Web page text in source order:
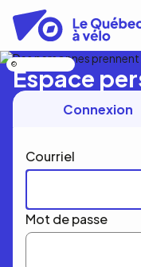
contenu
principal
Espace
Connexion
Courriel
Mot de passe